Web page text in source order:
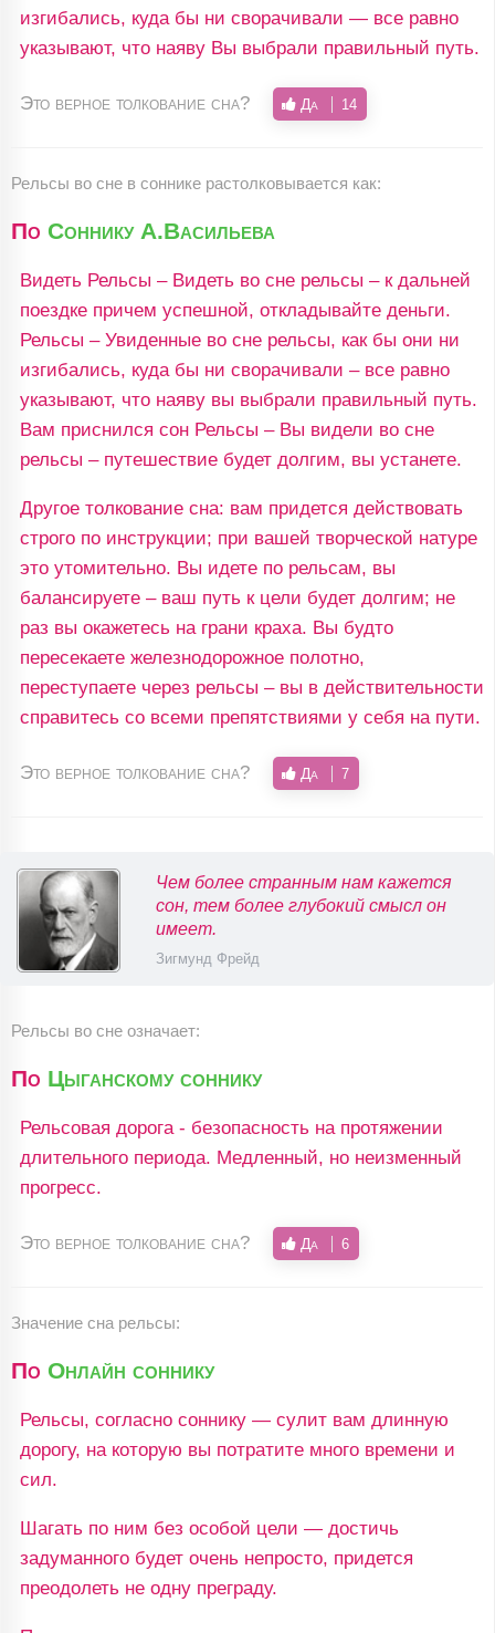
изгибались, куда бы ни сворачивали — все равно
указывают, что наяву Вы выбрали правильный путь.
Это верное толкование сна? Да 14
Рельсы во сне в соннике растолковывается как:
По Соннику А.Васильева
Видеть Рельсы – Видеть во сне рельсы – к дальней
поездке причем успешной, откладывайте деньги.
Рельсы – Увиденные во сне рельсы, как бы они ни
изгибались, куда бы ни сворачивали – все равно
указывают, что наяву вы выбрали правильный путь.
Вам приснился сон Рельсы – Вы видели во сне
рельсы – путешествие будет долгим, вы устанете.
Другое толкование сна: вам придется действовать
строго по инструкции; при вашей творческой натуре
это утомительно. Вы идете по рельсам, вы
балансируете – ваш путь к цели будет долгим; не
раз вы окажетесь на грани краха. Вы будто
пересекаете железнодорожное полотно,
переступаете через рельсы – вы в действительности
справитесь со всеми препятствиями у себя на пути.
Это верное толкование сна? Да 7
Чем более странным нам кажется
сон, тем более глубокий смысл он
имеет.
Зигмунд Фрейд
Рельсы во сне означает:
По Цыганскому соннику
Рельсовая дорога - безопасность на протяжении
длительного периода. Медленный, но неизменный
прогресс.
Это верное толкование сна? Да 6
Значение сна рельсы:
По Онлайн соннику
Рельсы, согласно соннику — сулит вам длинную
дорогу, на которую вы потратите много времени и
сил.
Шагать по ним без особой цели — достичь
задуманного будет очень непросто, придется
преодолеть не одну преграду.